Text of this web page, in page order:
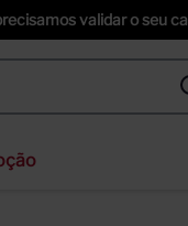
validar o seu